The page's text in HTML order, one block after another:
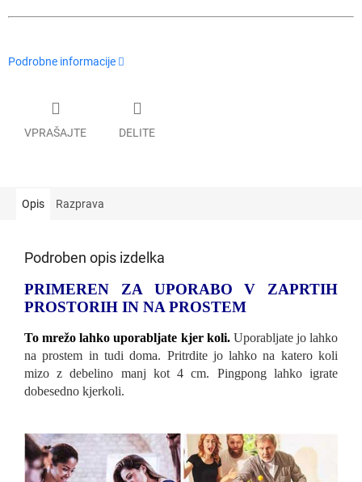
Podrobne informacije
VPRAŠAJTE DELITE
Opis Razprava
Podroben opis izdelka
PRIMEREN ZA UPORABO V ZAPRTIH
PROSTORIH IN NA PROSTEM
To mrežo lahko uporabljate kjer koli.Uporabljate jo lahko
na prostem in tudi doma. Pritrdite jo lahko na katero koli
mizo z debelino manj kot 4 cm. Pingpong lahko igrate
dobesedno kjerkoli.